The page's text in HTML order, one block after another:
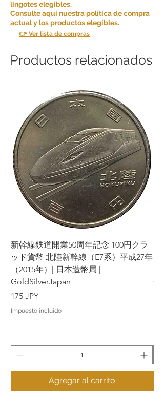
lingotes elegibles.
Consulte aquí nuestra política de compra
actual y los productos elegibles.
👉 Ver lista de compras
Productos relacionados
新幹線鉄道開業50周年記念 100円クラ
ッド貨幣 北陸新幹線（E7系）平成27年
（2015年）| 日本造幣局 |
GoldSilverJapan
Precio
175 JPY
Impuesto incluido
Agregar al carrito